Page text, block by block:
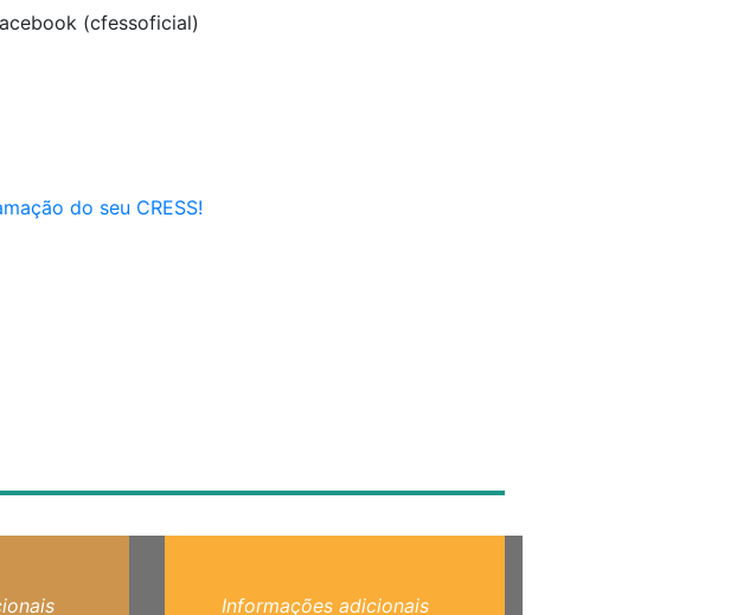
(cfessoficial)
do seu CRESS!
Informações adicionais